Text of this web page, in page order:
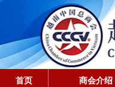
首页 商会介绍